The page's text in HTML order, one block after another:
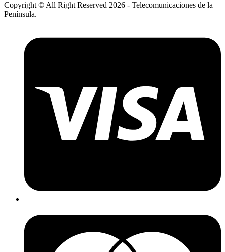
Copyright © All Right Reserved 2026 - Telecomunicaciones de la
Península.